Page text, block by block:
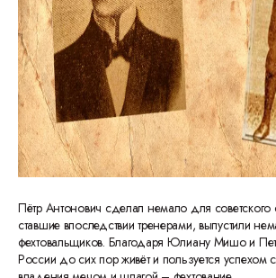
Пётр Антонович сделал немало для советского
ставшие впоследствии тренерами, выпустили
фехтовальщиков. Благодаря Юлиану Мишо и
России до сих пор живёт и пользуется успехом